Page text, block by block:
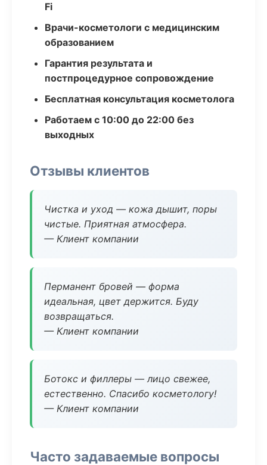
Fi
Врачи-косметологи с медицинским
образованием
Гарантия результата и
постпроцедурное сопровождение
Бесплатная консультация косметолога
Работаем с 10:00 до 22:00 без
выходных
Отзывы клиентов
Чистка и уход — кожа дышит, поры
чистые. Приятная атмосфера.
— Клиент компании
Перманент бровей — форма
идеальная, цвет держится. Буду
возвращаться.
— Клиент компании
Ботокс и филлеры — лицо свежее,
естественно. Спасибо косметологу!
— Клиент компании
Часто задаваемые вопросы